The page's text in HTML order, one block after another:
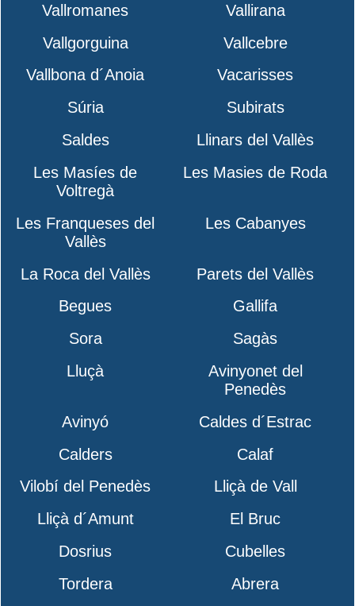
Vallromanes
Vallirana
Vallgorguina
Vallcebre
Vallbona d´Anoia
Vacarisses
Súria
Subirats
Saldes
Llinars del Vallès
Les Masíes de
Voltregà
Les Masies de Roda
Les Franqueses del
Vallès
Les Cabanyes
La Roca del Vallès
Parets del Vallès
Begues
Gallifa
Sora
Sagàs
Lluçà
Avinyonet del
Penedès
Avinyó
Caldes d´Estrac
Calders
Calaf
Vilobí del Penedès
Lliçà de Vall
Lliçà d´Amunt
El Bruc
Dosrius
Cubelles
Tordera
Abrera